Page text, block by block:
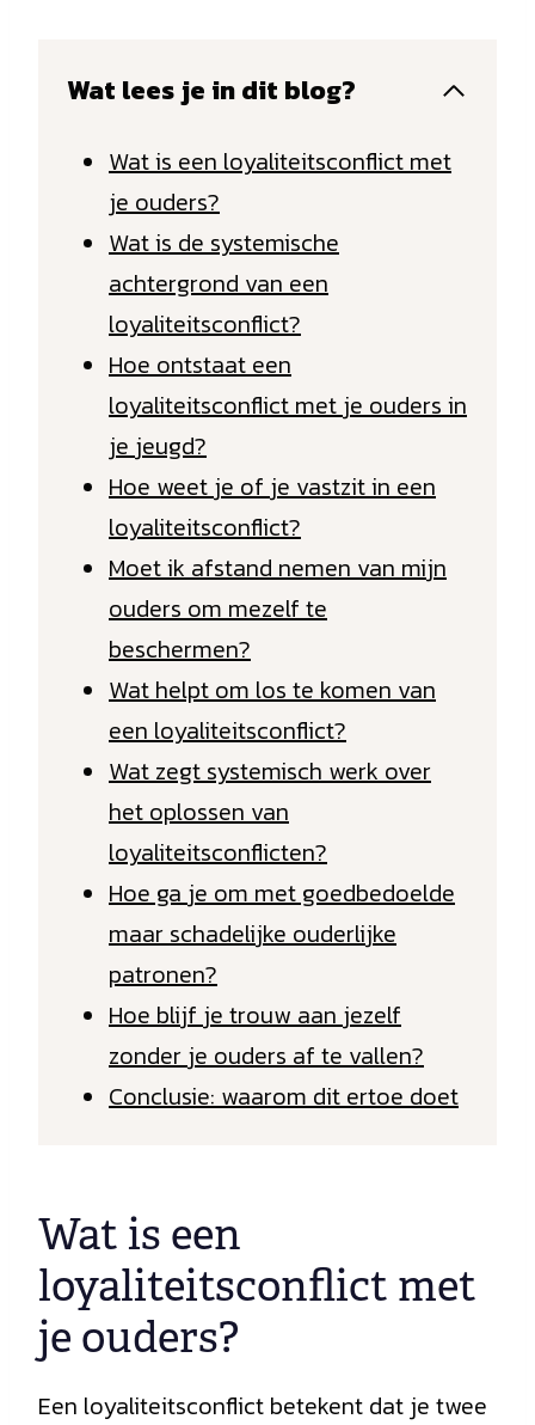
Wat lees je in dit blog?
Wat is een loyaliteitsconflict met
je ouders?
Wat is de systemische
achtergrond van een
loyaliteitsconflict?
Hoe ontstaat een
loyaliteitsconflict met je ouders in
je jeugd?
Hoe weet je of je vastzit in een
loyaliteitsconflict?
Moet ik afstand nemen van mijn
ouders om mezelf te
beschermen?
Wat helpt om los te komen van
een loyaliteitsconflict?
Wat zegt systemisch werk over
het oplossen van
loyaliteitsconflicten?
Hoe ga je om met goedbedoelde
maar schadelijke ouderlijke
patronen?
Hoe blijf je trouw aan jezelf
zonder je ouders af te vallen?
Conclusie: waarom dit ertoe doet
Wat is een
loyaliteitsconflict met
je ouders?
Een loyaliteitsconflict betekent dat je twee